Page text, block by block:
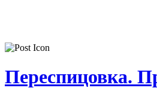
Переспицовка.